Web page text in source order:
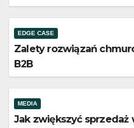
EDGE CASE
Zalety rozwiązań
B2B
MEDIA
Jak zwiększyć